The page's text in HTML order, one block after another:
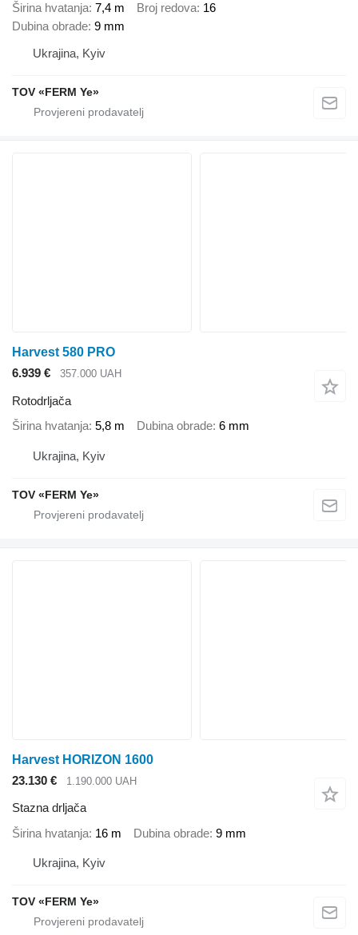
Širina hvatanja 7,4 m Broj redova 16
Dubina obrade 9 mm
Ukrajina, Kyiv
TOV «FERM Ye»
Harvest 580 PRO
6.939 €
357.000 UAH
Rotodrljača
Širina hvatanja 5,8 m Dubina obrade 6 mm
Ukrajina, Kyiv
TOV «FERM Ye»
Harvest HORIZON 1600
23.130 €
1.190.000 UAH
Stazna drljača
Širina hvatanja 16 m Dubina obrade 9 mm
Ukrajina, Kyiv
TOV «FERM Ye»